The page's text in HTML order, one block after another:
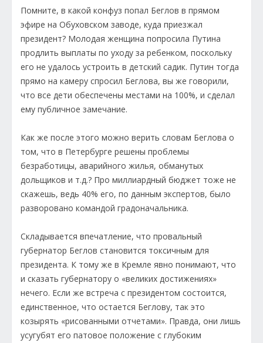
Помните, в какой конфуз попал Беглов в прямом
эфире на Обуховском заводе, куда приезжал
президент? Молодая женщина попросила Путина
продлить выплаты по уходу за ребенком, поскольку
его не удалось устроить в детский садик. Путин тогда
прямо на камеру спросил Беглова, вы же говорили,
что все дети обеспечены местами на 100%, и сделал
ему публичное замечание.
Как же после этого можно верить словам Беглова о
том, что в Петербурге решены проблемы
безработицы, аварийного жилья, обманутых
дольщиков и т.д.? Про миллиардный бюджет тоже не
скажешь, ведь 40% его, по данным экспертов, было
разворовано командой градоначальника.
Складывается впечатление, что провальный
губернатор Беглов становится токсичным для
президента. К тому же в Кремле явно понимают, что
и сказать губернатору о «великих достижениях»
нечего. Если же встреча с президентом состоится,
единственное, что остается Беглову, так это
козырять «рисованными отчетами». Правда, они лишь
усугубят его патовое положение с глубоким